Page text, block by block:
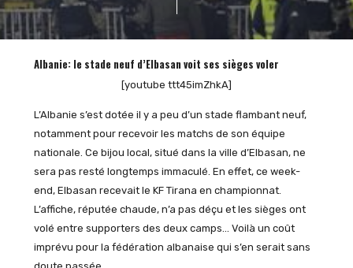
Albanie: le stade neuf d’Elbasan voit ses sièges voler
[youtube ttt45imZhkA]
L’Albanie s’est dotée il y a peu d’un stade flambant neuf,
notamment pour recevoir les matchs de son équipe
nationale. Ce bijou local, situé dans la ville d’Elbasan, ne
sera pas resté longtemps immaculé. En effet, ce week-
end, Elbasan recevait le KF Tirana en championnat.
L’affiche, réputée chaude, n’a pas déçu et les sièges ont
volé entre supporters des deux camps… Voilà un coût
imprévu pour la fédération albanaise qui s’en serait sans